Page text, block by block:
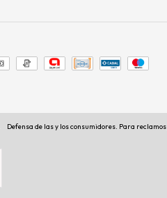
Defensa de las y los consumidores. Para reclamos